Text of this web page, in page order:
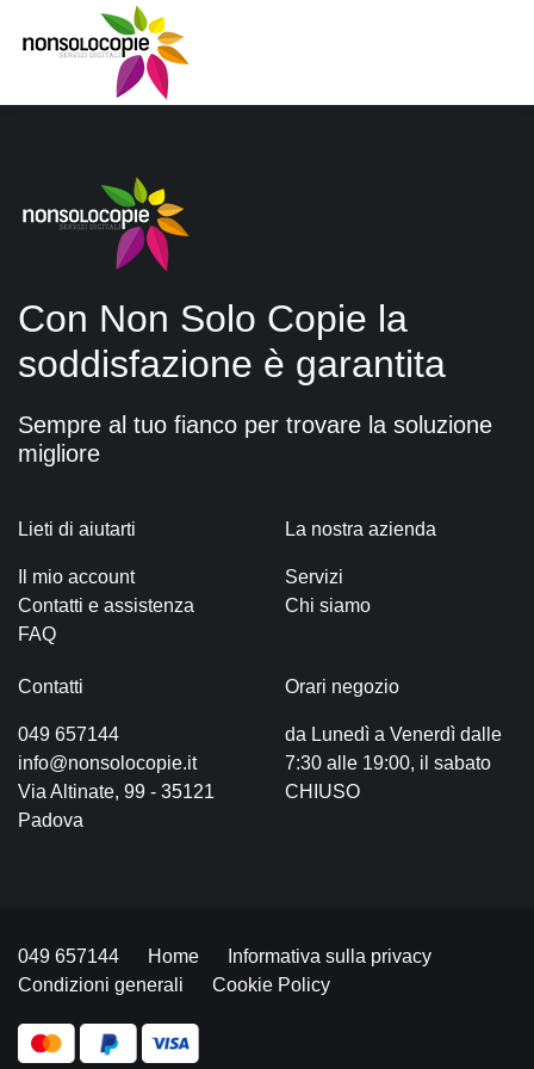
Con Non Solo Copie la
soddisfazione è garantita
Sempre al tuo fianco per trovare la soluzione
migliore
Lieti di aiutarti
Il mio account
Contatti e assistenza
FAQ
La nostra azienda
Servizi
Chi siamo
Contatti
049 657144
info@nonsolocopie.it
Via Altinate, 99 - 35121
Padova
Orari negozio
da Lunedì a Venerdì dalle
7:30 alle 19:00, il sabato
CHIUSO
049 657144 Home
Informativa sulla privacy
Condizioni generali
Cookie Policy